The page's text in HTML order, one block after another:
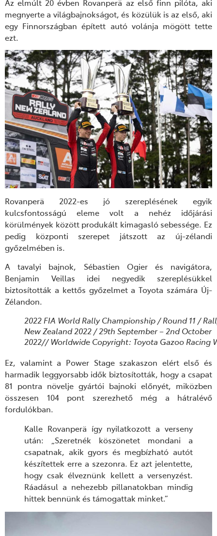
Az elmúlt 20 évben Rovanperä az első finn pilóta, aki
megnyerte a világbajnokságot, és közülük is az első, aki
egy Finnországban épített autó volánja mögött tette
ezt.
Rovanperä 2022-es jó szereplésének egyik
kulcsfontosságú eleme volt a nehéz időjárási
körülmények között produkált kimagasló sebessége. Ez
pedig központi szerepet játszott az új-zélandi
győzelmében is.
A tavalyi bajnok, Sébastien Ogier és navigátora,
Benjamin Veillas idei negyedik szereplésükkel
biztosították a kettős győzelmet a Toyota számára Új-
Zélandon.
2022 FIA World Rally Championship / Round 11 /
New Zealand 2022 / 29th September – 2nd October
2022// Worldwide Copyright: Toyota Gazoo Racing
Ez, valamint a Power Stage szakaszon elért első és
harmadik leggyorsabb idők biztosították, hogy a csapat
81 pontra növelje gyártói bajnoki előnyét, miközben
összesen 104 pont szerezhető még a hátralévő
fordulókban.
Kalle Rovanperä így nyilatkozott a verseny
után:
„Szeretnék köszönetet mondani a
csapatnak, akik gyors és megbízható autót
készítettek erre a szezonra. Ez azt jelentette,
hogy csak élveznünk kellett a versenyzést.
Ráadásul a nehezebb pillanatokban mindig
hittek bennünk és támogattak minket.”